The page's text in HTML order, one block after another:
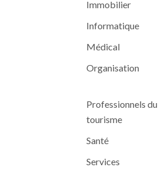
Immobilier
Informatique
Médical
Organisation
Professionnels du
tourisme
Santé
Services